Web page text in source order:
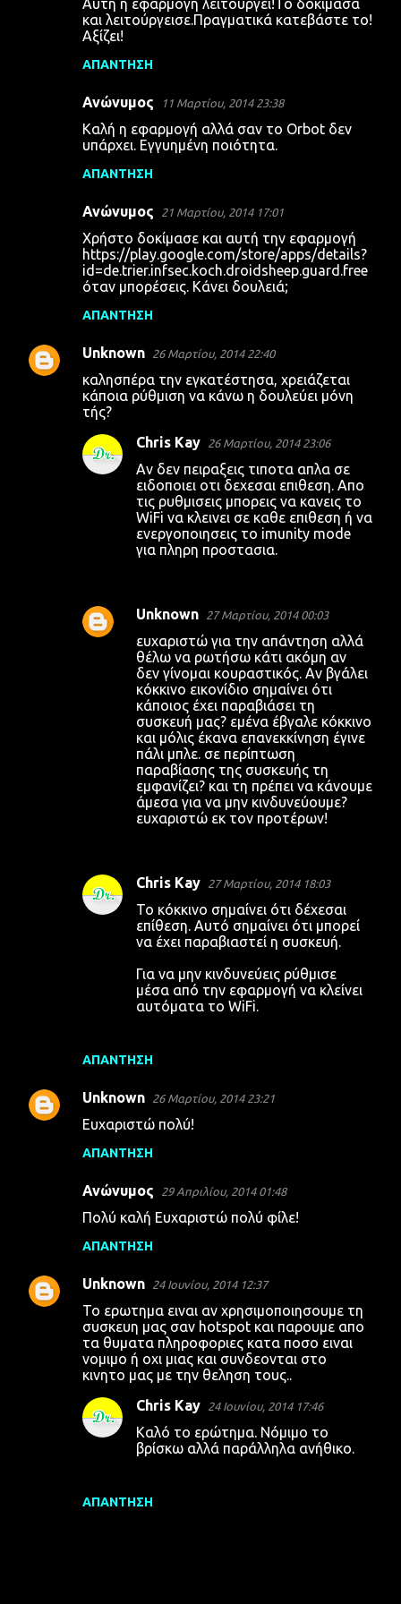
και λειτούργεισε.Πραγματικά κατεβάστε το!
Αξίζει!
ΑΠΆΝΤΗΣΗ
Ανώνυμος 11 Μαρτίου, 2014 23:38
Καλή η εφαρμογή αλλά σαν το Orbot δεν
υπάρχει. Εγγυημένη ποιότητα.
ΑΠΆΝΤΗΣΗ
Ανώνυμος 21 Μαρτίου, 2014 17:01
Χρήστο δοκίμασε και αυτή την εφαρμογή
https://play.google.com/store/apps/details?
id=de.trier.infsec.koch.droidsheep.guard.free
όταν μπορέσεις. Κάνει δουλειά;
ΑΠΆΝΤΗΣΗ
Unknown 26 Μαρτίου, 2014 22:40
καλησπέρα την εγκατέστησα, χρειάζεται
κάποια ρύθμιση να κάνω η δουλεύει μόνη
τής?
ΑΠΆΝΤΗΣΗ
Chris Kay 26 Μαρτίου, 2014 23:06
Αν δεν πειραξεις τιποτα απλα σε
ειδοποιει οτι δεχεσαι επιθεση. Απο
τις ρυθμισεις μπορεις να κανεις το
WiFi να κλεινει σε καθε επιθεση ή να
ενεργοποιησεις το imunity mode
για πληρη προστασια.
Unknown 27 Μαρτίου, 2014 00:03
ευχαριστώ για την απάντηση αλλά
θέλω να ρωτήσω κάτι ακόμη αν
δεν γίνομαι κουραστικός. Αν βγάλει
κόκκινο εικονίδιο σημαίνει ότι
κάποιος έχει παραβιάσει τη
συσκευή μας? εμένα έβγαλε κόκκινο
και μόλις έκανα επανεκκίνηση έγινε
πάλι μπλε. σε περίπτωση
παραβίασης της συσκευής τη
εμφανίζει? και τη πρέπει να κάνουμε
άμεσα για να μην κινδυνεύουμε?
ευχαριστώ εκ τον προτέρων!
Chris Kay 27 Μαρτίου, 2014 18:03
Το κόκκινο σημαίνει ότι δέχεσαι
επίθεση. Αυτό σημαίνει ότι μπορεί
να έχει παραβιαστεί η συσκευή.
Για να μην κινδυνεύεις ρύθμισε
μέσα από την εφαρμογή να κλείνει
αυτόματα το WiFi.
Unknown 26 Μαρτίου, 2014 23:21
Ευχαριστώ πολύ!
ΑΠΆΝΤΗΣΗ
Ανώνυμος 29 Απριλίου, 2014 01:48
Πολύ καλή Ευχαριστώ πολύ φίλε!
ΑΠΆΝΤΗΣΗ
Unknown 24 Ιουνίου, 2014 12:37
Το ερωτημα ειναι αν χρησιμοποιησουμε τη
συσκευη μας σαν hotspot και παρουμε απο
τα θυματα πληροφοριες κατα ποσο ειναι
νομιμο ή οχι μιας και συνδεονται στο
κινητο μας με την θεληση τους..
ΑΠΆΝΤΗΣΗ
Chris Kay 24 Ιουνίου, 2014 17:46
Καλό το ερώτημα. Νόμιμο το
βρίσκω αλλά παράλληλα ανήθικο.